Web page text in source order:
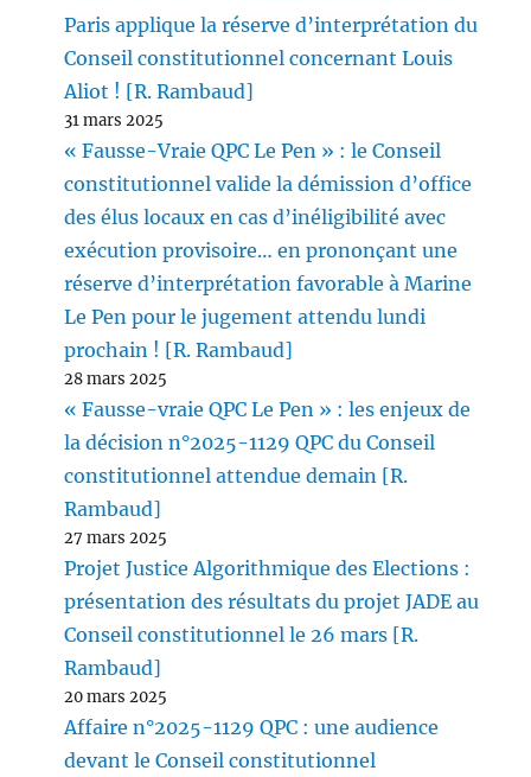
Paris applique la réserve d’interprétation du
Conseil constitutionnel concernant Louis
Aliot ! [R. Rambaud]
31 mars 2025
« Fausse-Vraie QPC Le Pen » : le Conseil
constitutionnel valide la démission d’office
des élus locaux en cas d’inéligibilité avec
exécution provisoire… en prononçant une
réserve d’interprétation favorable à Marine
Le Pen pour le jugement attendu lundi
prochain ! [R. Rambaud]
28 mars 2025
« Fausse-vraie QPC Le Pen » : les enjeux de
la décision n°2025-1129 QPC du Conseil
constitutionnel attendue demain [R.
Rambaud]
27 mars 2025
Projet Justice Algorithmique des Elections :
présentation des résultats du projet JADE au
Conseil constitutionnel le 26 mars [R.
Rambaud]
20 mars 2025
Affaire n°2025-1129 QPC : une audience
devant le Conseil constitutionnel